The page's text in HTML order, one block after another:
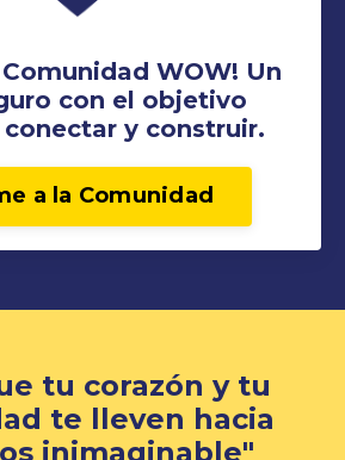
WOW! Un
con el objetivo
y construir.
a la Comunidad
tu corazón y tu
te lleven hacia
inimaginable"